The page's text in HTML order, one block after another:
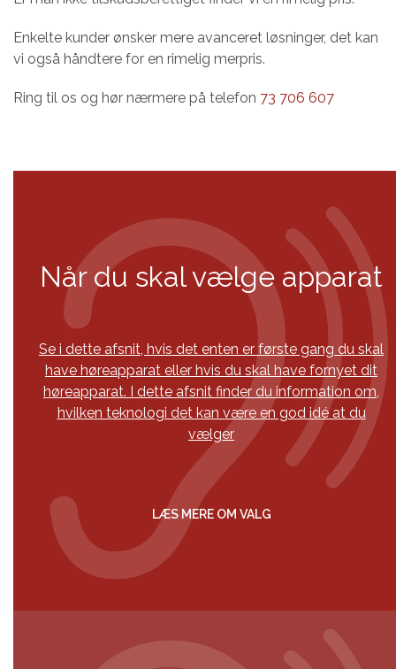
Enkelte kunder ønsker mere avanceret løsninger, det kan
vi også håndtere for en rimelig merpris.
Ring til os og hør nærmere på telefon 73 706 607
Når du skal vælge apparat
Se i dette afsnit, hvis det enten er første gang du skal
have høreapparat eller hvis du skal have fornyet dit
høreapparat. I dette afsnit finder du information om,
hvilken teknologi det kan være en god idé at du
vælger
LÆS MERE OM VALG